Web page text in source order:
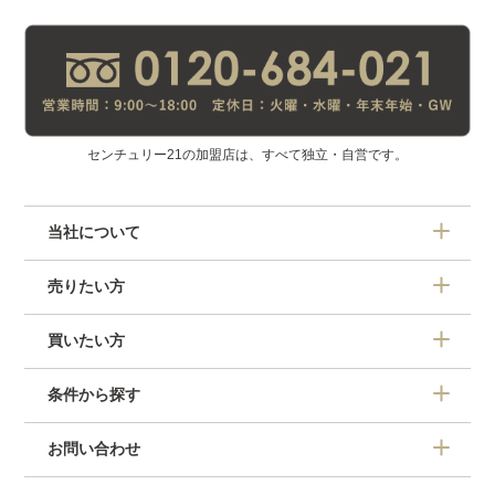
センチュリー21の加盟店は、すべて独立・自営です。
当社について
売りたい方
買いたい方
条件から探す
お問い合わせ